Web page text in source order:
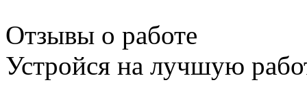
Отзывы о работе
Устройся на лучшую